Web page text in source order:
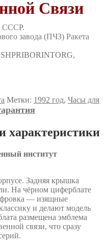
Связи
Метки: 1992 год, Часы для
характеристики
институт
Задняя крышка
На чёрном циферблате
— изящные
и делают модель
размещена эмблема
связи, что сразу